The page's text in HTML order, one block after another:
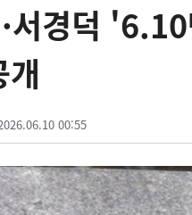
서경덕
00:55